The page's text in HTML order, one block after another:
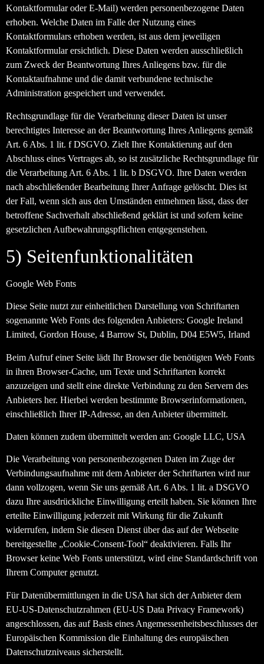
Kontaktformular oder E-Mail) werden personenbezogene Daten
erhoben. Welche Daten im Falle der Nutzung eines
Kontaktformulars erhoben werden, ist aus dem jeweiligen
Kontaktformular ersichtlich. Diese Daten werden ausschließlich
zum Zweck der Beantwortung Ihres Anliegens bzw. für die
Kontaktaufnahme und die damit verbundene technische
Administration gespeichert und verwendet.
Rechtsgrundlage für die Verarbeitung dieser Daten ist unser
berechtigtes Interesse an der Beantwortung Ihres Anliegens gemäß
Art. 6 Abs. 1 lit. f DSGVO. Zielt Ihre Kontaktierung auf den
Abschluss eines Vertrages ab, so ist zusätzliche Rechtsgrundlage für
die Verarbeitung Art. 6 Abs. 1 lit. b DSGVO. Ihre Daten werden
nach abschließender Bearbeitung Ihrer Anfrage gelöscht. Dies ist
der Fall, wenn sich aus den Umständen entnehmen lässt, dass der
betroffene Sachverhalt abschließend geklärt ist und sofern keine
gesetzlichen Aufbewahrungspflichten entgegenstehen.
5) Seitenfunktionalitäten
Google Web Fonts
Diese Seite nutzt zur einheitlichen Darstellung von Schriftarten
sogenannte Web Fonts des folgenden Anbieters: Google Ireland
Limited, Gordon House, 4 Barrow St, Dublin, D04 E5W5, Irland
Beim Aufruf einer Seite lädt Ihr Browser die benötigten Web Fonts
in ihren Browser-Cache, um Texte und Schriftarten korrekt
anzuzeigen und stellt eine direkte Verbindung zu den Servern des
Anbieters her. Hierbei werden bestimmte Browserinformationen,
einschließlich Ihrer IP-Adresse, an den Anbieter übermittelt.
Daten können zudem übermittelt werden an: Google LLC, USA
Die Verarbeitung von personenbezogenen Daten im Zuge der
Verbindungsaufnahme mit dem Anbieter der Schriftarten wird nur
dann vollzogen, wenn Sie uns gemäß Art. 6 Abs. 1 lit. a DSGVO
dazu Ihre ausdrückliche Einwilligung erteilt haben. Sie können Ihre
erteilte Einwilligung jederzeit mit Wirkung für die Zukunft
widerrufen, indem Sie diesen Dienst über das auf der Webseite
bereitgestellte „Cookie-Consent-Tool“ deaktivieren. Falls Ihr
Browser keine Web Fonts unterstützt, wird eine Standardschrift von
Ihrem Computer genutzt.
Für Datenübermittlungen in die USA hat sich der Anbieter dem
EU-US-Datenschutzrahmen (EU-US Data Privacy Framework)
angeschlossen, das auf Basis eines Angemessenheitsbeschlusses der
Europäischen Kommission die Einhaltung des europäischen
Datenschutzniveaus sicherstellt.